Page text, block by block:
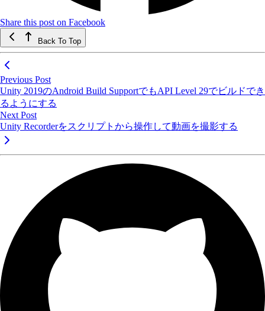
Share this post on Facebook
Back To Top
Previous Post
Unity 2019のAndroid Build SupportでもAPI Level 29でビルドでき
るようにする
Next Post
Unity Recorderをスクリプトから操作して動画を撮影する